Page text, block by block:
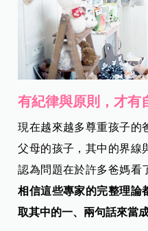
有紀律與原則，才有
現在越來越多尊重孩子的
父母的孩子，其中的界線
認為問題在於許多爸媽看
相信這些專家的完整理論
取其中的一、兩句話來當